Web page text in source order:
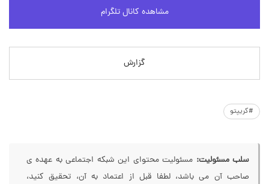
مشاهده کانال تلگرام
گزارش
#کریپتو
سلب مسئولیت: مسئولیت محتوای این شبکه اجتماعی به عهده ی
صاحب آن می باشد، لطفا قبل از اعتماد به آن، تحقیق کنید،